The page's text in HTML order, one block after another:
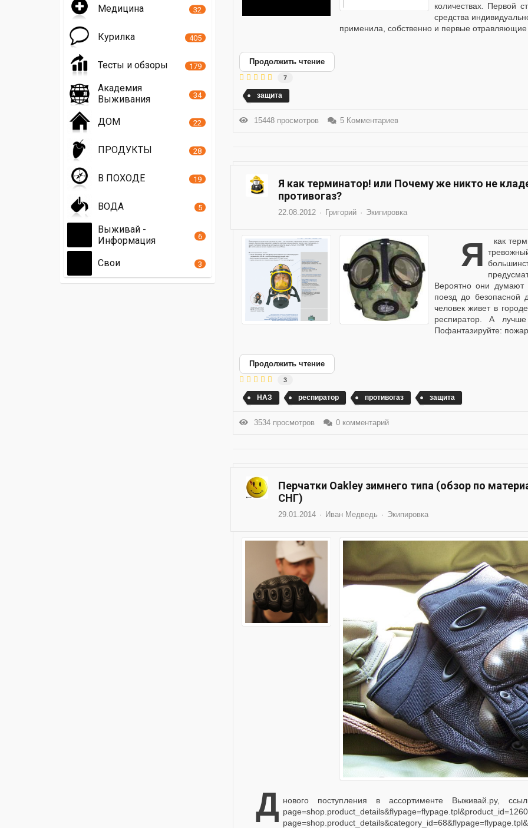
количествах. Первой
средства
применила, собственно и первые отравляющие
Продолжить чтение
7
защита
15448 просмотров 5 Комментариев
Я как терминатор! или Почему же никто не
противогаз?
22.08.2012 Григорий Экипировка
Я как терминатор! или Почему же никто не кладет в свой
Вероятно они думают
поезд до безопасной
человек живет в
респиратор. А
Пофантазируйте: пожар
Продолжить чтение
3
НАЗ респиратор противогаз защита
3534 просмотров 0 комментарий
Перчатки Oakley зимнего типа (обзор по
СНГ)
29.01.2014 Иван Медведь Экипировка
Д нового поступления в ассортименте Выживай.ру,
Медицина 32
Курилка 405
Тесты и обзоры 179
Академия
Выживания
34
ДОМ 22
ПРОДУКТЫ 28
В ПОХОДЕ 19
ВОДА 5
Выживай -
Информация
6
Свои 3